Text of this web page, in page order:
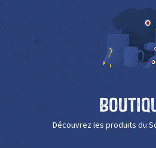
Découvrez les produits du